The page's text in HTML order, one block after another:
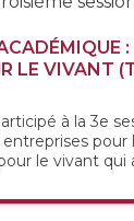
LE VIVANT
à la 3e
pour
le vivant qui